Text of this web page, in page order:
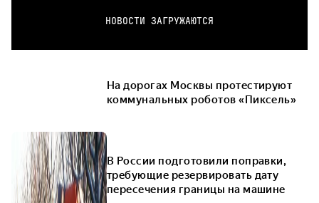
НОВОСТИ ЗАГРУЖАЮТСЯ
На дорогах Москвы протестируют
коммунальных роботов «Пиксель»
В России подготовили поправки,
требующие резервировать дату
пересечения границы на машине